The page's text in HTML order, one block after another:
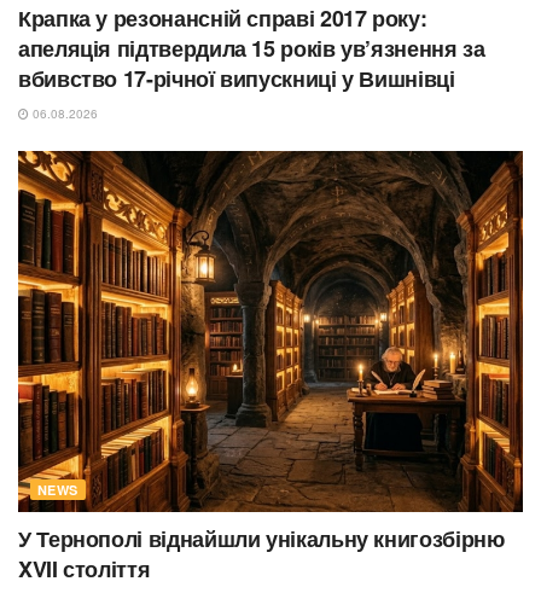
Крапка у резонансній справі 2017 року:
апеляція підтвердила 15 років ув’язнення за
вбивство 17-річної випускниці у Вишнівці
06.08.2026
NEWS
У Тернополі віднайшли унікальну книгозбірню
XVII століття